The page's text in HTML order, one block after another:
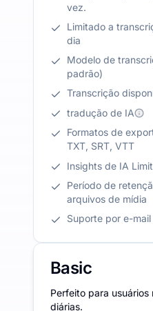
vez.
Limitado a
dia
Modelo de
padrão)
Transcrição
tradução de IA
Formatos de
TXT, SRT, VTT
Insights de IA
Período de
arquivos de mídia
Suporte por e-mail
Basic
Perfeito para
diárias.